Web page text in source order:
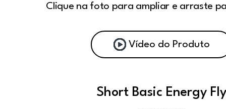
Clique na foto para ampliar e arraste
Vídeo do Produto
Short Basic Energy Fly